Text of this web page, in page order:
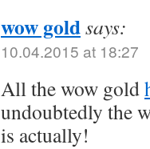
wow goldsays:
10.04.2015 at 18:27
All the wow gold
undoubtedly the
is actually!